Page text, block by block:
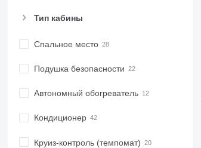
Тип кабины
Спальное место
Подушка безопасности
Автономный обогреватель
Кондиционер
Круиз-контроль (темпомат)